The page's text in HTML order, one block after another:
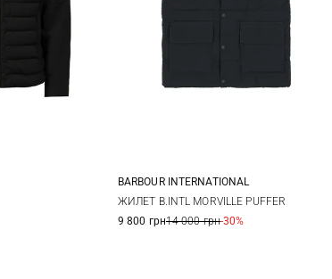
M L XL
BARBOUR INTERNATIONAL
ЖИЛЕТ B.INTL MORVILLE PUFFER
9 800 грн14 000 грн-30%